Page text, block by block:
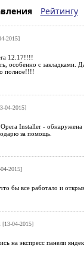
Рейтингу
2015]
12.17!!!!
особенно с закладками.
полное!!!!
04-2015]
Installer -
за помощь.
2015]
бы все работало и
[13-04-2015]
на экспресс панели